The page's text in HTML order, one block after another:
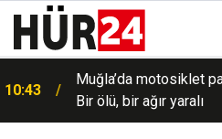
10:43
Muğla’da motosiklet
Bir ölü, bir ağır yaralı
Rusya: Kiev'deki